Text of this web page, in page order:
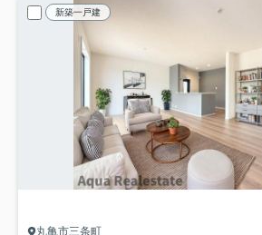
新築一戸建
丸亀市三条町